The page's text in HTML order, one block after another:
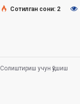
Сотилган сони: 2
Солиштириш учун қўшиш